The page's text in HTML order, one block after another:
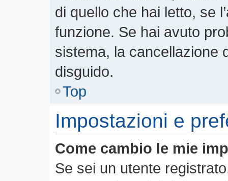
di quello che hai letto, se
funzione. Se hai avuto
sistema, la cancellazione
disguido.
Top
Impostazioni e
Come cambio le mie
Se sei un utente